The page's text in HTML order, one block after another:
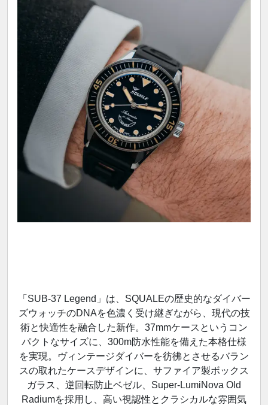
「SUB-37 Legend」は、SQUALEの歴史的なダイバー
ズウォッチのDNAを色濃く受け継ぎながら、現代の技
術と快適性を融合した新作。37mmケースというコン
パクトなサイズに、300m防水性能を備えた本格仕様
を実現。ヴィンテージダイバーを彷彿とさせるバラン
スの取れたケースデザインに、サファイア製ボックス
ガラス、逆回転防止ベゼル、Super-LumiNova Old
Radiumを採用し、高い視認性とクラシカルな雰囲気